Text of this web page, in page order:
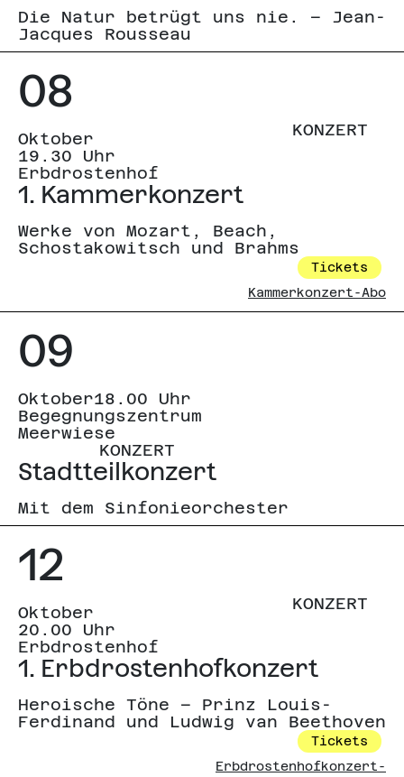
Die Natur betrügt uns nie. – Jean-
Jacques Rousseau
08
Oktober
19.30 Uhr
Erbdrostenhof
1. Kammerkonzert
Werke von Mozart, Beach,
Schostakowitsch und Brahms
KONZERT
Tickets
Kammerkonzert-Abo
09
Oktober18.00 Uhr
Begegnungszentrum
Meerwiese
Stadtteilkonzert
Mit dem Sinfonieorchester
KONZERT
12
Oktober
20.00 Uhr
Erbdrostenhof
1. Erbdrostenhofkonzert
Heroische Töne – Prinz Louis-
Ferdinand und Ludwig van Beethoven
KONZERT
Tickets
Erbdrostenhofkonzert-